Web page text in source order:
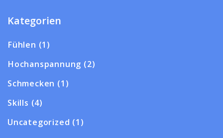
Kategorien
Fühlen (1)
Hochanspannung (2)
Schmecken (1)
Skills (4)
Uncategorized (1)